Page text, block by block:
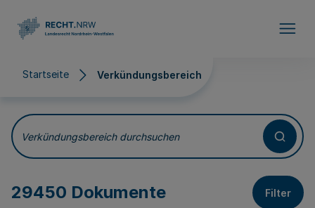
Startseite Verkündungsbereich
Verkündungsbereich
Verkündungsbereich durchsuchen
29450 Dokumente Filter